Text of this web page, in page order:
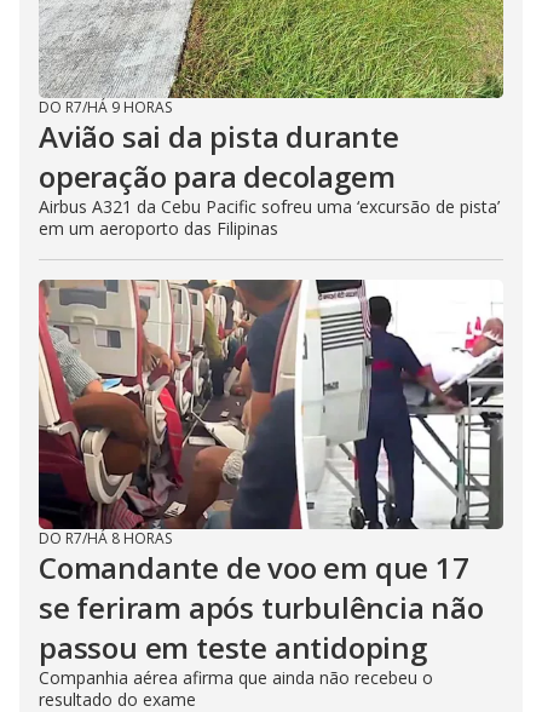
DO R7/HÁ 9 HORAS
Avião sai da pista durante
operação para decolagem
Airbus A321 da Cebu Pacific sofreu uma ‘excursão de pista’
em um aeroporto das Filipinas
DO R7/HÁ 8 HORAS
Comandante de voo em que 17
se feriram após turbulência não
passou em teste antidoping
Companhia aérea afirma que ainda não recebeu o
resultado do exame